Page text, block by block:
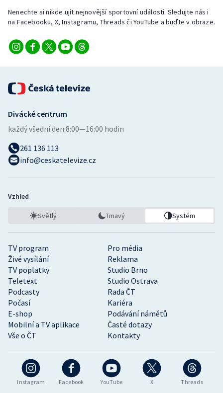
Vodní slalom
Volejbal
Nenechte si nikde ujít nejnovější sportovní události. Sledujte nás i
na Facebooku, X, Instagramu, Threads či YouTube a buďte v obraze.
Instagram Facebook YouTube X Threads
TV program
Pro média
Živé vysílání
Reklama
TV poplatky
Studio Brno
Teletext
Studio Ostrava
Podcasty
Rada ČT
Počasí
Kariéra
E-shop
Podávání námětů
Mobilní a TV aplikace
Časté dotazy
Vše o ČT
Kontakty
Divácké centrum
každý všední den:8:00—16:00 hodin
261 136 113
info@ceskatelevize.cz
Vzhled
Světlý Tmavý Systém